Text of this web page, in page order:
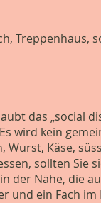
Treppenhaus,
das „social
wird kein
Käse,
sollten Sie
der Nähe, die
und ein Fach